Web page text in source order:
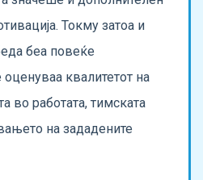
Токму затоа и
беа повеќе
оценуваа квалитетот на
во работата, тимската
на зададените